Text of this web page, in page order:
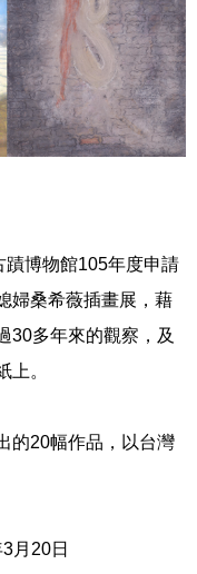
博物館105年度申請
婦桑希薇插畫展，藉
30多年來的觀察，及
上。
的20幅作品，以台灣
月20日